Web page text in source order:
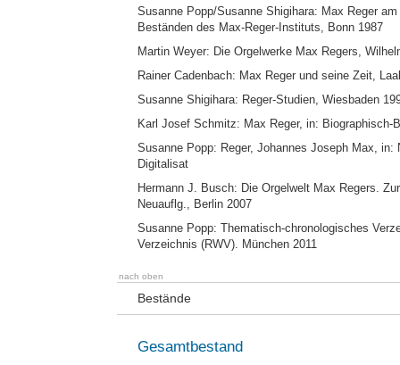
Susanne Popp/Susanne Shigihara: Max Reger
Beständen des Max-Reger-Instituts, Bonn 1987
Martin Weyer: Die Orgelwerke Max Regers,
Rainer Cadenbach: Max Reger und seine Zeit,
Susanne Shigihara: Reger-Studien, Wiesbaden
Karl Josef Schmitz: Max Reger, in:
Susanne Popp: Reger, Johannes Joseph Max,
Digitalisat
Hermann J. Busch: Die Orgelwelt Max Regers.
Neuauflg., Berlin 2007
Susanne Popp: Thematisch-chronologisches
Verzeichnis (RWV). München 2011
nach oben
Bestände
Gesamtbestand